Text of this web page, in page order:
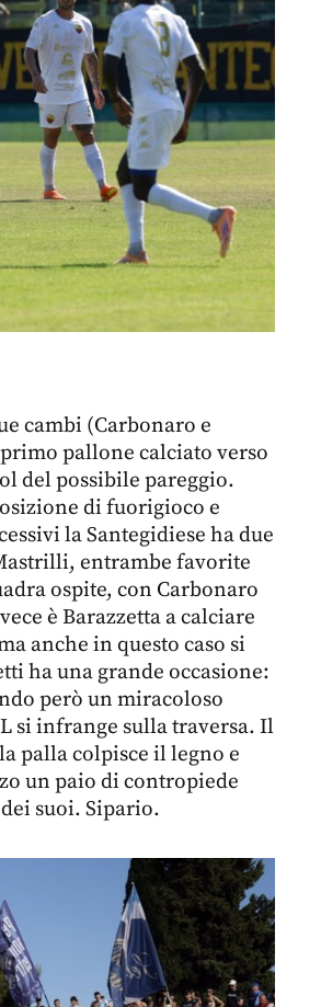
cambi (Carbonaro e
pallone calciato verso
del possibile pareggio.
di fuorigioco e
la Santegidiese ha due
entrambe favorite
ospite, con Carbonaro
è Barazzetta a calciare
anche in questo caso si
ha una grande occasione:
però un miracoloso
si infrange sulla traversa. Il
palla colpisce il legno e
un paio di contropiede
suoi. Sipario.